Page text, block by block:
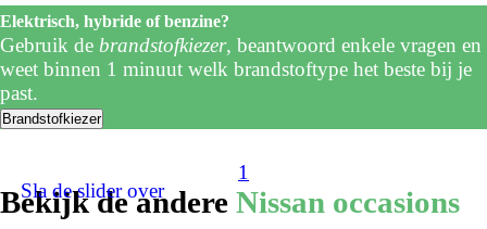
Elektrisch, hybride of benzine?
Gebruik de brandstofkiezer, beantwoord enkele vragen en
weet binnen 1 minuut welk brandstoftype het beste bij je
past.
Brandstofkiezer
1
Bekijk de andere Nissan occasions
Sla de slider over